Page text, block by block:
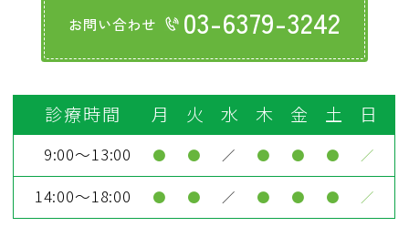
お問い合わせ 03-6379-3242
診療時間 月 火 水 木 金 土 日
9:00～13:00 ● ● ／ ● ● ● ／
14:00～18:00 ● ● ／ ● ● ● ／